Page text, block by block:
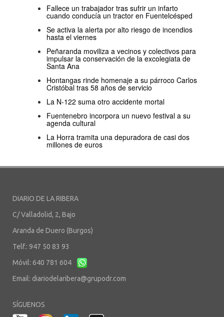
Fallece un trabajador tras sufrir un infarto
cuando conducía un tractor en Fuentelcésped
Se activa la alerta por alto riesgo de incendios
hasta el viernes
Peñaranda moviliza a vecinos y colectivos para
impulsar la conservación de la excolegiata de
Santa Ana
Hontangas rinde homenaje a su párroco Carlos
Cristóbal tras 58 años de servicio
La N-122 suma otro accidente mortal
Fuentenebro incorpora un nuevo festival a su
agenda cultural
La Horra tramita una depuradora de casi dos
millones de euros
DIARIO DE LA RIBERA
C/ Valladolid, 2, Bajo
Aranda de Duero (Burgos)
Telf.: 947 50 83 93
Móvil: 640 781 604
Email: diariodelaribera@grupodr.com
SÍGUENOS